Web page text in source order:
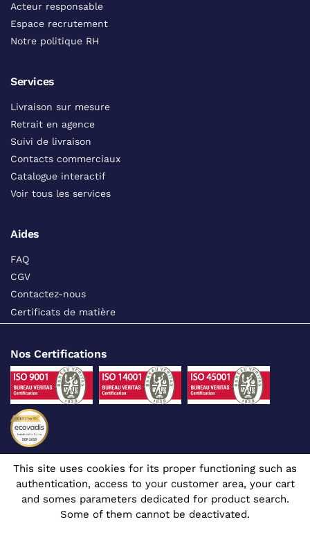
Acteur responsable
Espace recrutement
Notre politique RH
Services
Livraison sur mesure
Retrait en agence
Suivi de livraison
Contacts commerciaux
Catalogue interactif
Voir tous les services
Aides
FAQ
CGV
Contactez-nous
Certificats de matière
Nos Certifications
Suivez-nous sur les réseaux sociaux
This site uses cookies for its proper functioning such as
authentication, access to your customer area, your cart
and somes parameters dedicated for product search.
Some of them cannot be deactivated.